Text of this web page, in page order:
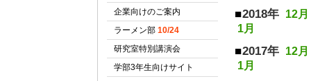
2018年 12月
1月
2017年 12月
1月